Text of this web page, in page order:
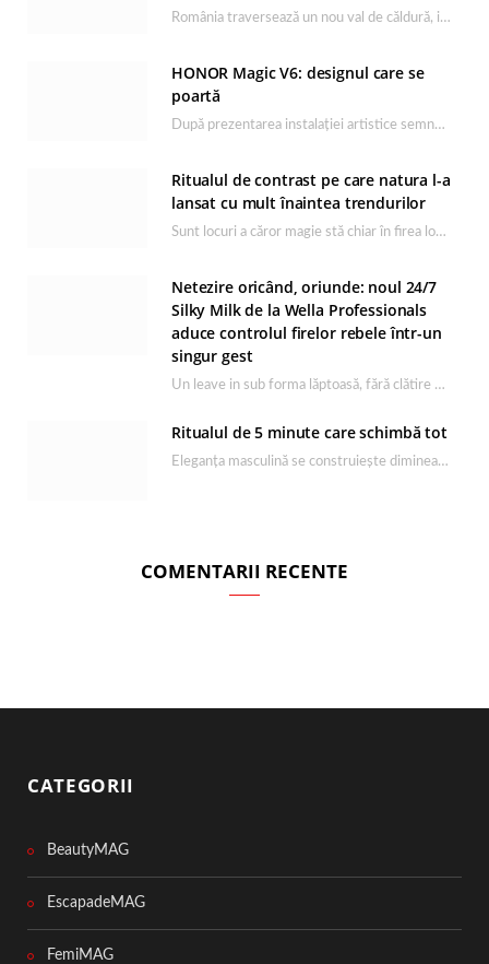
România traversează un nou val de căldură, iar rutina de îngrijire capătă un rol esențial…
HONOR Magic V6: designul care se
poartă
După prezentarea instalației artistice semnată de Catrinel Săbăciag în cadrul evenimentului de lansare HONOR Magic…
Ritualul de contrast pe care natura l-a
lansat cu mult înaintea trendurilor
Sunt locuri a căror magie stă chiar în firea lor naturală, iar Lacul Ursu din…
Netezire oricând, oriunde: noul 24/7
Silky Milk de la Wella Professionals
aduce controlul firelor rebele într-un
singur gest
Un leave in sub forma lăptoasă, fără clătire care completează rutina Ultimate Smooth și transformă…
Ritualul de 5 minute care schimbă tot
Eleganța masculină se construiește dimineața, în câteva minute și cu produsele potrivite. O rutină de…
COMENTARII RECENTE
CATEGORII
BeautyMAG
EscapadeMAG
FemiMAG